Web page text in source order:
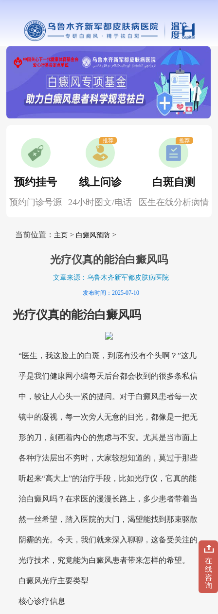
预约挂号
预约门诊号源
线上问诊
24小时图文/电话
推荐
白斑自测
医生在线分析病情
推荐
当前位置： 主页> 白癜风预防>
光疗仪真的能治白癜风吗
文章来源：乌鲁木齐新军都皮肤病医院
发布时间：2025-07-10
光疗仪真的能治白癜风吗
“医生，我这脸上的白斑，到底有没有个头啊？”这几
乎是我们健康网小编每天后台都会收到的很多条私信
中，较让人心头一紧的提问。对于白癜风患者每一次
镜中的凝视，每一次旁人无意的目光，都像是一把无
形的刀，刻画着内心的焦虑与不安。尤其是当市面上
各种疗法层出不穷时，大家较想知道的，莫过于那些
听起来“高大上”的治疗手段，比如光疗仪，它真的能
治白癜风吗？在求医的漫漫长路上，多少患者带着当
然一丝希望，踏入医院的大门，渴望能找到那束驱散
阴霾的光。今天，我们就来深入聊聊，这备受关注的
光疗技术，究竟能为白癜风患者带来怎样的希望。
白癜风光疗主要类型
核心诊疗信息
在
线
咨
询